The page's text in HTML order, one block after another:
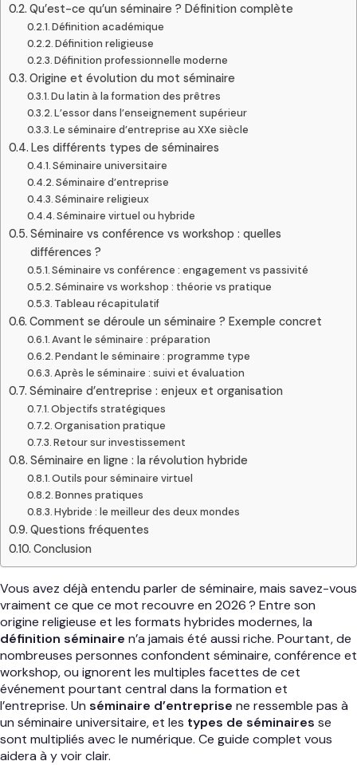
Qu’est-ce qu’un séminaire ? Définition complète
Définition académique
Définition religieuse
Définition professionnelle moderne
Origine et évolution du mot séminaire
Du latin à la formation des prêtres
L’essor dans l’enseignement supérieur
Le séminaire d’entreprise au XXe siècle
Les différents types de séminaires
Séminaire universitaire
Séminaire d’entreprise
Séminaire religieux
Séminaire virtuel ou hybride
Séminaire vs conférence vs workshop : quelles
différences ?
Séminaire vs conférence : engagement vs passivité
Séminaire vs workshop : théorie vs pratique
Tableau récapitulatif
Comment se déroule un séminaire ? Exemple concret
Avant le séminaire : préparation
Pendant le séminaire : programme type
Après le séminaire : suivi et évaluation
Séminaire d’entreprise : enjeux et organisation
Objectifs stratégiques
Organisation pratique
Retour sur investissement
Séminaire en ligne : la révolution hybride
Outils pour séminaire virtuel
Bonnes pratiques
Hybride : le meilleur des deux mondes
Questions fréquentes
Conclusion
Vous avez déjà entendu parler de séminaire, mais savez-vous
vraiment ce que ce mot recouvre en 2026 ? Entre son
origine religieuse et les formats hybrides modernes, la
définition séminaire n’a jamais été aussi riche. Pourtant, de
nombreuses personnes confondent séminaire, conférence et
workshop, ou ignorent les multiples facettes de cet
événement pourtant central dans la formation et
l’entreprise. Un séminaire d’entreprise ne ressemble pas à
un séminaire universitaire, et les types de séminaires se
sont multipliés avec le numérique. Ce guide complet vous
aidera à y voir clair.